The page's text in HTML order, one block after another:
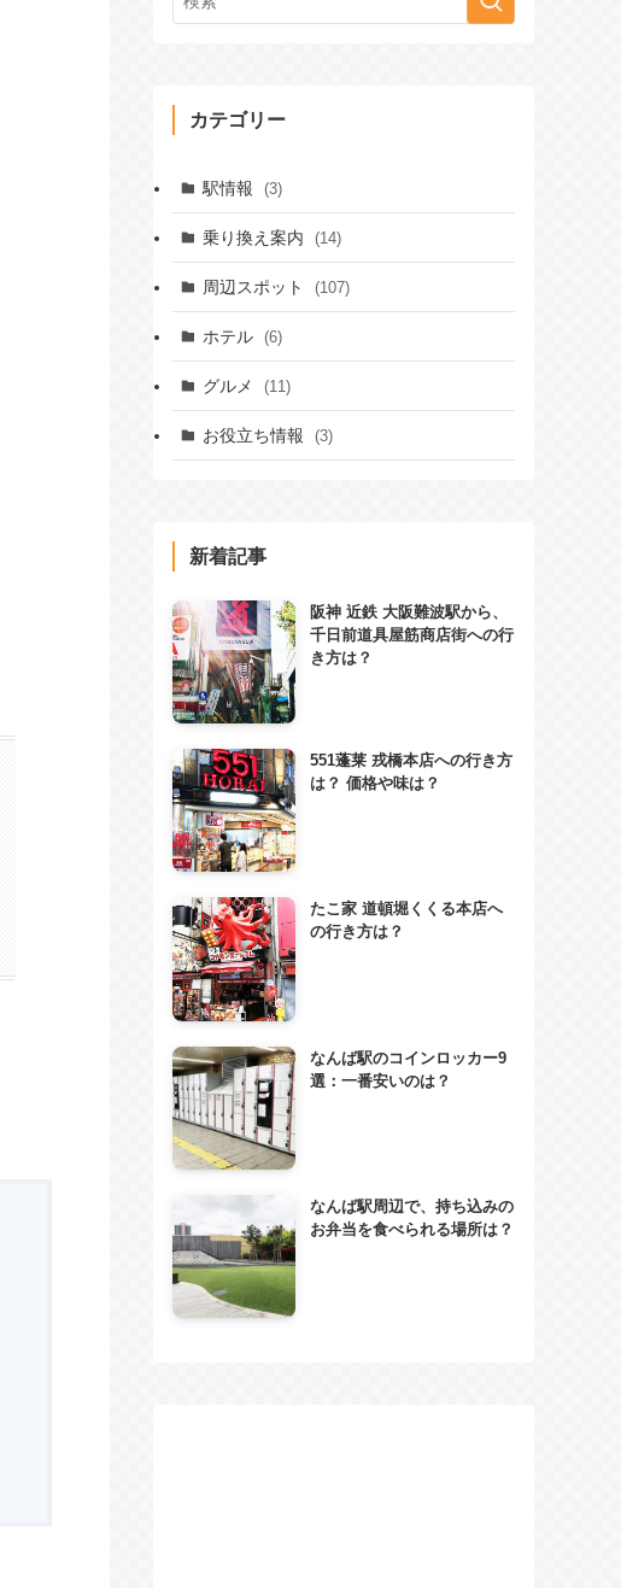
カテゴリー
駅情報 (3)
乗り換え案内 (14)
周辺スポット (107)
ホテル (6)
グルメ (11)
お役立ち情報 (3)
新着記事
阪神 近鉄 大阪難波駅から、
千日前道具屋筋商店街への行
き方は？
551蓬莱 戎橋本店への行き方
は？ 価格や味は？
たこ家 道頓堀くくる本店へ
の行き方は？
なんば駅のコインロッカー9
選：一番安いのは？
なんば駅周辺で、持ち込みの
お弁当を食べられる場所は？